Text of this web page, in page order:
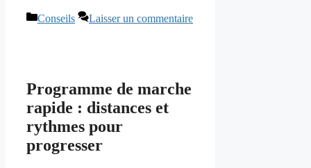
Catégories
Conseils Laisser un commentaire
Programme de marche
rapide : distances et
rythmes pour
progresser